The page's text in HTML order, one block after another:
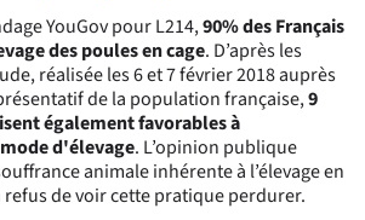
YouGov pour L214,90% des Français
des poules en cage. D’après les
réalisée les 6 et 7 février 2018 auprès
de la population française,9
également favorables à
d'élevage. L’opinion publique
animale inhérente à l’élevage en
refus de voir cette pratique perdurer.